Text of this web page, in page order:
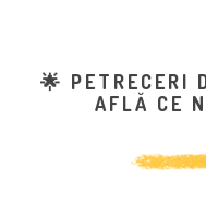
🌟 PETRECERI
AFLĂ CE